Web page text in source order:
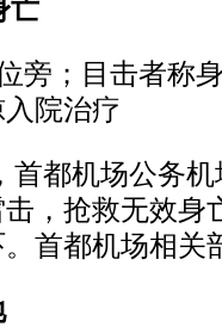
亡
；目击者称
院治疗
都机场公务机
，抢救无效身
首都机场相关